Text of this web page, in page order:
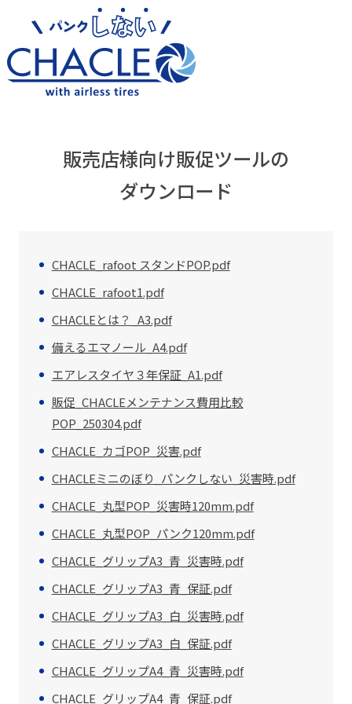
販売店様向け販促ツールの
ダウンロード
CHACLE_rafoot スタンドPOP.pdf
CHACLE_rafoot1.pdf
CHACLEとは？_A3.pdf
備えるエマノール_A4.pdf
エアレスタイヤ３年保証_A1.pdf
販促_CHACLEメンテナンス費用比較
POP_250304.pdf
CHACLE_カゴPOP_災害.pdf
CHACLEミニのぼり_パンクしない_災害時.pdf
CHACLE_丸型POP_災害時120mm.pdf
CHACLE_丸型POP_パンク120mm.pdf
CHACLE_グリップA3_青_災害時.pdf
CHACLE_グリップA3_青_保証.pdf
CHACLE_グリップA3_白_災害時.pdf
CHACLE_グリップA3_白_保証.pdf
CHACLE_グリップA4_青_災害時.pdf
CHACLE_グリップA4_青_保証.pdf